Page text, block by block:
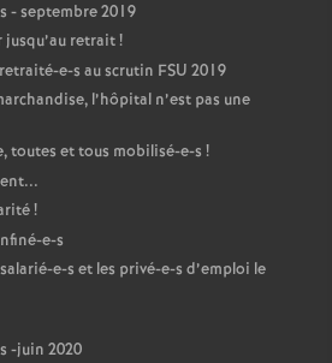
- septembre 2019
retrait!
e-s au scrutin FSU 2019
l’hôpital n’est pas une
toutes et tous mobilisé-e-s !
!
e-s
e-s et les privé-e-s d’emploi le
-juin 2020